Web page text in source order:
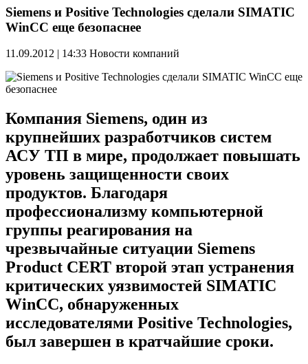
Siemens и Positive Technologies сделали SIMATIC
WinCC еще безопаснее
11.09.2012 | 14:33 Новости компаний
Компания Siemens, один из
крупнейших разработчиков систем
АСУ ТП в мире, продолжает повышать
уровень защищенности своих
продуктов. Благодаря
профессионализму компьютерной
группы реагирования на
чрезвычайные ситуации Siemens
Product CERT второй этап устранения
критических уязвимостей SIMATIC
WinCC, обнаруженных
исследователями Positive Technologies,
был завершен в кратчайшие сроки.